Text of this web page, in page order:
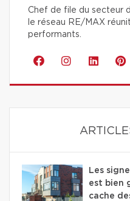
Chef de file du secteur
le réseau RE/MAX
performants.
Les
est bien
cache